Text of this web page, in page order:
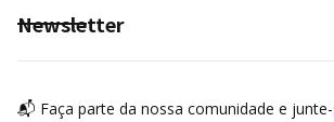
Newsletter
📬 Faça parte da nossa comunidade e